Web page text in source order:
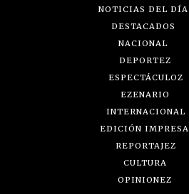
NOTICIAS DEL DÍA
DESTACADOS
NACIONAL
DEPORTEZ
ESPECTÁCULOZ
EZENARIO
INTERNACIONAL
EDICIÓN IMPRESA
REPORTAJEZ
CULTURA
OPINIONEZ